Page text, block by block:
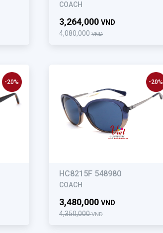
COACH
4,080,000VND
3,264,000 VND
-20%
HC8215F 548980
COACH
4,350,000VND
3,480,000 VND
-20%